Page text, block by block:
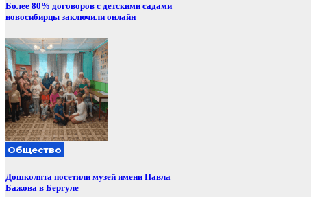
Более 80% договоров с детскими садами
новосибирцы заключили онлайн
Общество
Дошколята посетили музей имени Павла
Бажова в Бергуле